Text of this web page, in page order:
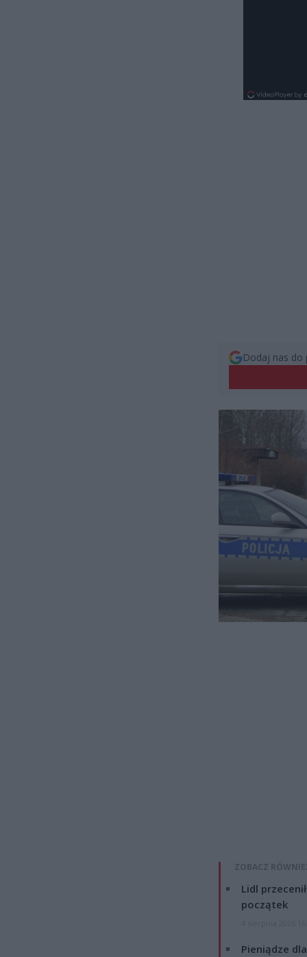
Dodaj nas do
ZOBACZ
Lidl
początek
Pieniądze